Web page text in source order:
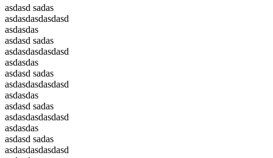
asdasd sadas
asdasdasdasdasd
asdasdas
asdasd sadas
asdasdasdasdasd
asdasdas
asdasd sadas
asdasdasdasdasd
asdasdas
asdasd sadas
asdasdasdasdasd
asdasdas
asdasd sadas
asdasdasdasdasd